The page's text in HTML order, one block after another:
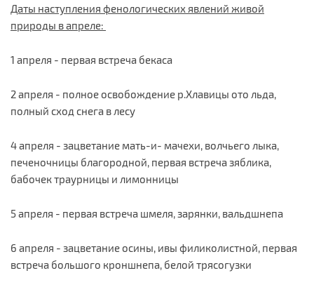
Даты наступления фенологических явлений живой
природы в апреле:
1 апреля - первая встреча бекаса
2 апреля - полное освобождение р.Хлавицы ото льда,
полный сход снега в лесу
4 апреля - зацветание мать-и- мачехи, волчьего лыка,
печеночницы благородной, первая встреча зяблика,
бабочек траурницы и лимонницы
5 апреля - первая встреча шмеля, зарянки, вальдшнепа
6 апреля - зацветание осины, ивы филиколистной, первая
встреча большого кроншнепа, белой трясогузки